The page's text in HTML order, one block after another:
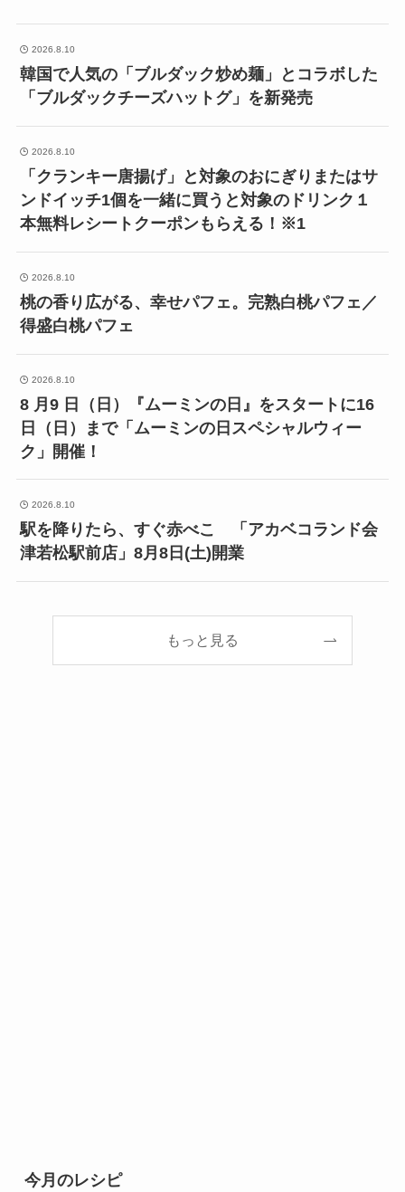
2026.8.10
韓国で人気の「ブルダック炒め麺」とコラボした
「ブルダックチーズハットグ」を新発売
2026.8.10
「クランキー唐揚げ」と対象のおにぎりまたはサ
ンドイッチ1個を一緒に買うと対象のドリンク１
本無料レシートクーポンもらえる！※1
2026.8.10
桃の香り広がる、幸せパフェ。完熟白桃パフェ／
得盛白桃パフェ
2026.8.10
8 月9 日（日）『ムーミンの日』をスタートに16
日（日）まで「ムーミンの日スペシャルウィー
ク」開催！
2026.8.10
駅を降りたら、すぐ赤べこ 「アカベコランド会
津若松駅前店」8月8日(土)開業
もっと見る
今月のレシピ